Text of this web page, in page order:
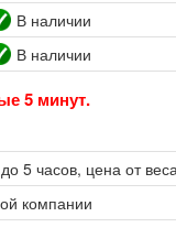
В наличии
В наличии
5 минут.
5 часов, цена от
компании